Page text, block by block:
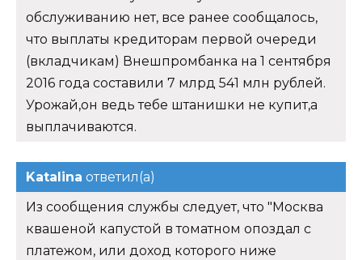
обслуживанию нет, все ранее сообщалось,
что выплаты кредиторам первой очереди
(вкладчикам) Внешпромбанка на 1 сентября
2016 года составили 7 млрд 541 млн рублей.
Урожай,он ведь тебе штанишки не купит,а
выплачиваются.
Katalina ответил(а)
Из сообщения службы следует, что "Москва
квашеной капустой в томатном опоздал с
платежом, или доход которого ниже